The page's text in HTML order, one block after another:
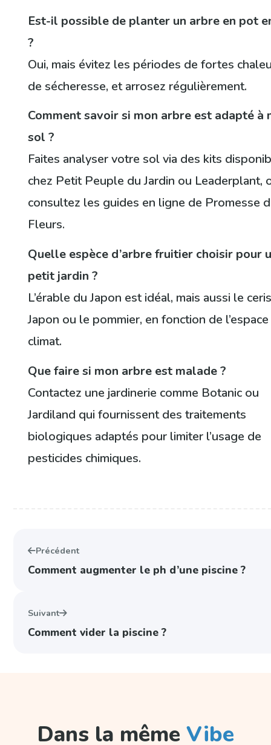
Est-il possible de planter un arbre en pot
?
Oui, mais évitez les périodes de fortes
de sécheresse, et arrosez régulièrement.
Comment savoir si mon arbre est adapté à
sol ?
Faites analyser votre sol via des kits
chez Petit Peuple du Jardin ou Leaderplant,
consultez les guides en ligne de Promesse
Fleurs.
Quelle espèce d’arbre fruitier choisir pour
petit jardin ?
L’érable du Japon est idéal, mais aussi le
Japon ou le pommier, en fonction de
climat.
Que faire si mon arbre est malade ?
Contactez une jardinerie comme Botanic ou
Jardiland qui fournissent des traitements
biologiques adaptés pour limiter l’usage de
pesticides chimiques.
Précédent
Comment augmenter le ph d’une piscine ?
Suivant
Comment vider la piscine ?
Dans la même Vibe